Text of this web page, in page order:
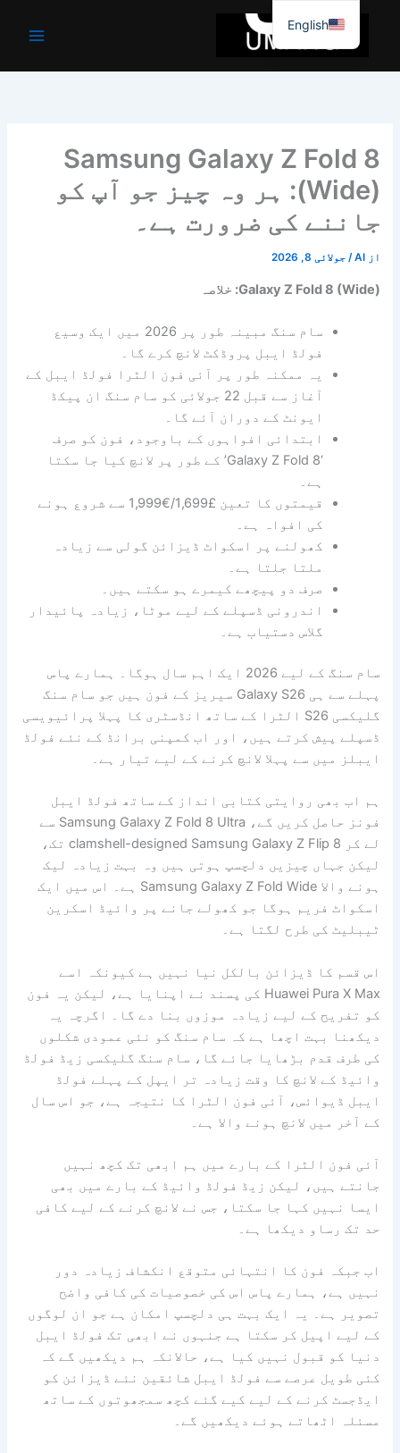
جائیں۔
Samsung Galaxy Z Fold 8
(Wide): ہر وہ چیز جو آپ کو
جاننے کی ضرورت ہے۔
از AI
/جولائی 8, 2026
Galaxy Z Fold 8 (Wide): خلاصہ
سام سنگ مبینہ طور پر 2026 میں ایک وسیع
فولڈ ایبل پروڈکٹ لانچ کرے گا۔
یہ ممکنہ طور پر آئی فون الٹرا فولڈ ایبل کے
آغاز سے قبل 22 جولائی کو سام سنگ ان پیکڈ
ایونٹ کے دوران آئے گا۔
ابتدائی افواہوں کے باوجود، فون کو صرف
‘Galaxy Z Fold 8’ کے طور پر لانچ کیا جا سکتا
ہے۔
قیمتوں کا تعین £1,699/€1,999 سے شروع ہونے
کی افواہ ہے۔
کھولنے پر اسکواٹ ڈیزائن گولی سے زیادہ
ملتا جلتا ہے۔
صرف دو پیچھے کیمرے ہو سکتے ہیں۔
اندرونی ڈسپلے کے لیے موٹا، زیادہ پائیدار
گلاس دستیاب ہے۔
سام سنگ کے لیے 2026 ایک اہم سال ہوگا۔ ہمارے پاس
پہلے سے ہی Galaxy S26 سیریز کے فون ہیں جو سام سنگ
گلیکسی S26 الٹرا کے ساتھ انڈسٹری کا پہلا پرائیویسی
ڈسپلے پیش کرتے ہیں، اور اب کمپنی برانڈ کے نئے فولڈ
ایبلز میں سے پہلا لانچ کرنے کے لیے تیار ہے۔
ہم اب بھی روایتی کتابی انداز کے ساتھ فولڈ ایبل
فونز حاصل کریں گے، Samsung Galaxy Z Fold 8 Ultra سے
لے کر clamshell-designed Samsung Galaxy Z Flip 8 تک،
لیکن جہاں چیزیں دلچسپ ہوتی ہیں وہ بہت زیادہ لیک
ہونے والا Samsung Galaxy Z Fold Wide ہے۔ اس میں ایک
اسکواٹ فریم ہوگا جو کھولے جانے پر وائیڈ اسکرین
ٹیبلیٹ کی طرح لگتا ہے۔
اس قسم کا ڈیزائن بالکل نیا نہیں ہے کیونکہ اسے
Huawei Pura X Max کی پسند نے اپنایا ہے، لیکن یہ فون
کو تفریح ​​کے لیے زیادہ موزوں بنا دے گا۔ اگرچہ یہ
دیکھنا بہت اچھا ہے کہ سام سنگ کو نئی عمودی شکلوں
کی طرف قدم بڑھایا جائے گا، سام سنگ گلیکسی زیڈ فولڈ
وائیڈ کے لانچ کا وقت زیادہ تر ایپل کے پہلے فولڈ
ایبل ڈیوائس، آئی فون الٹرا کا نتیجہ ہے، جو اس سال
کے آخر میں لانچ ہونے والا ہے۔
آئی فون الٹرا کے بارے میں ہم ابھی تک کچھ نہیں
جانتے ہیں، لیکن زیڈ فولڈ وائیڈ کے بارے میں بھی
ایسا نہیں کہا جا سکتا، جس نے لانچ کرنے کے لیے کافی
حد تک رساو دیکھا ہے۔
اب جبکہ فون کا انتہائی متوقع انکشاف زیادہ دور
نہیں ہے، ہمارے پاس اس کی خصوصیات کی کافی واضح
تصویر ہے۔ یہ ایک بہت ہی دلچسپ امکان ہے جو ان لوگوں
کے لیے اپیل کر سکتا ہے جنہوں نے ابھی تک فولڈ ایبل
دنیا کو قبول نہیں کیا ہے، حالانکہ ہم دیکھیں گے کہ
کئی طویل عرصے سے فولڈ ایبل شائقین نئے ڈیزائن کو
ایڈجسٹ کرنے کے لیے کیے گئے کچھ سمجھوتوں کے ساتھ
مسئلہ اٹھاتے ہوئے دیکھیں گے۔
English